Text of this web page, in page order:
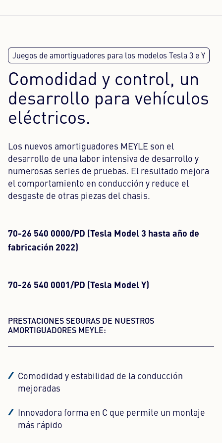
Comodidad y control, un
desarrollo para vehículos
eléctricos.
Los nuevos amortiguadores MEYLE son el
desarrollo de una labor intensiva de desarrollo y
numerosas series de pruebas. El resultado mejora
el comportamiento en conducción y reduce el
desgaste de otras piezas del chasis.
70-26 540 0000/PD (Tesla Model 3 hasta año de
fabricación 2022)
70-26 540 0001/PD (Tesla Model Y)
PRESTACIONES SEGURAS DE NUESTROS
AMORTIGUADORES MEYLE:
Comodidad y estabilidad de la conducción
mejoradas
Innovadora forma en C que permite un montaje
más rápido